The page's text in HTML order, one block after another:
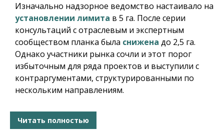
Изначально надзорное ведомство настаивало на
установлении лимита в 5 га. После серии
консультаций с отраслевым и экспертным
сообществом планка была снижена до 2,5 га.
Однако участники рынка сочли и этот порог
избыточным для ряда проектов и выступили с
контраргументами, структурированными по
нескольким направлениям.
Читать полностью